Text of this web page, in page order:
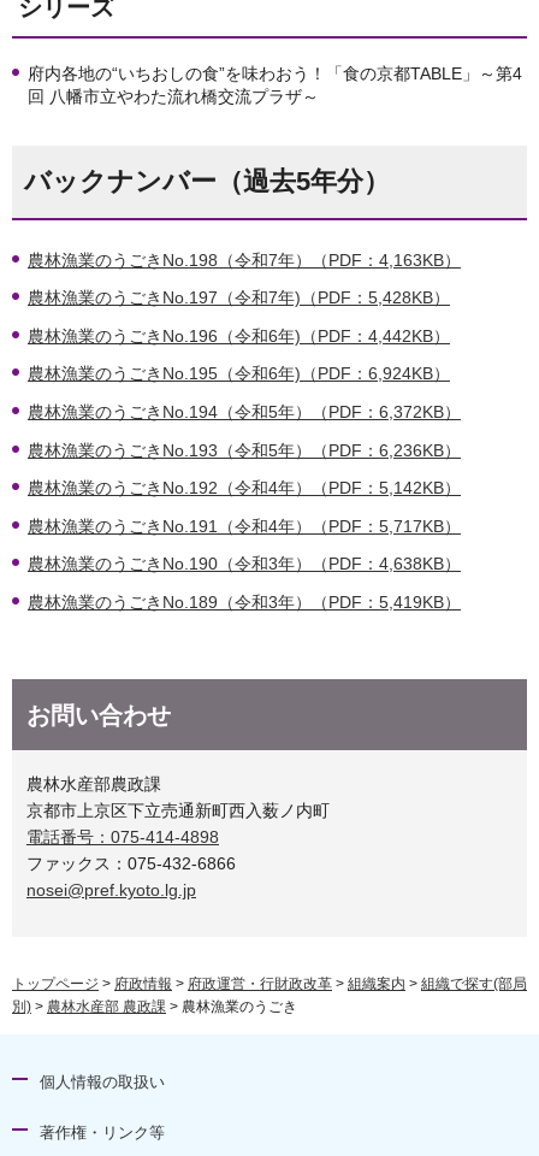
シリーズ
府内各地の“いちおしの食”を味わおう！「食の京都TABLE」～第4
回 八幡市立やわた流れ橋交流プラザ～
バックナンバー（過去5年分）
農林漁業のうごきNo.198（令和7年）（PDF：4,163KB）
農林漁業のうごきNo.197（令和7年)（PDF：5,428KB）
農林漁業のうごきNo.196（令和6年)（PDF：4,442KB）
農林漁業のうごきNo.195（令和6年)（PDF：6,924KB）
農林漁業のうごきNo.194（令和5年）（PDF：6,372KB）
農林漁業のうごきNo.193（令和5年）（PDF：6,236KB）
農林漁業のうごきNo.192（令和4年）（PDF：5,142KB）
農林漁業のうごきNo.191（令和4年）（PDF：5,717KB）
農林漁業のうごきNo.190（令和3年）（PDF：4,638KB）
農林漁業のうごきNo.189（令和3年）（PDF：5,419KB）
お問い合わせ
農林水産部農政課
京都市上京区下立売通新町西入薮ノ内町
電話番号：075-414-4898
ファックス：075-432-6866
nosei@pref.kyoto.lg.jp
トップページ > 府政情報 > 府政運営・行財政改革 > 組織案内 > 組織で探す(部局
別) > 農林水産部 農政課 > 農林漁業のうごき
個人情報の取扱い
著作権・リンク等